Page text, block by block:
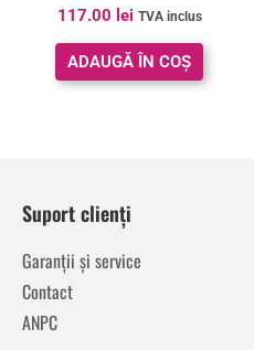
Evaluat la
5.00
din 5
117.00 lei TVA inclus
ADAUGĂ ÎN COȘ
Suport clienți
Garanții și service
Contact
ANPC